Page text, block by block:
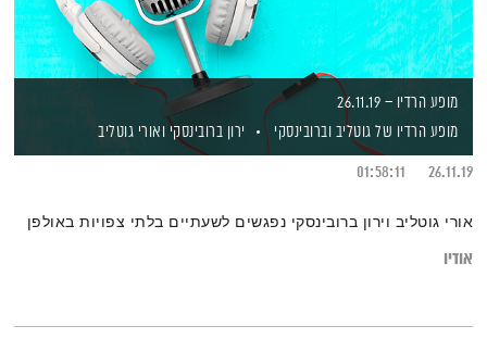
מופע הרדיו – 26.11.19
מופע הרדיו של גוטליב וברובינסקי
ירון ברובינסקי ואורי גוטליב
26.11.19
01:58:11
אורי גוטליב וירון ברובינסקי נפגשים לשעתיים בלתי צפויות באולפן
אודיו